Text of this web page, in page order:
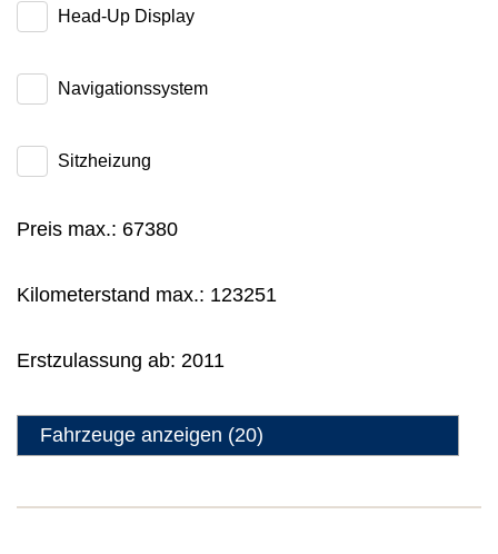
Head-Up Display
Navigationssystem
Sitzheizung
Preis max.: 67380
Kilometerstand max.: 123251
Erstzulassung ab: 2011
Fahrzeuge anzeigen (20)